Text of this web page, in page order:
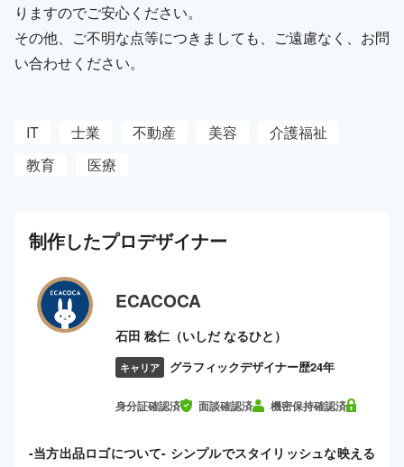
りますのでご安心ください。
その他、ご不明な点等につきましても、ご遠慮なく、お問
い合わせください。
IT 士業 不動産 美容
介護福祉
教育
医療
制作したプロデザイナー
ECACOCA
石田 稔仁（いしだ なるひと）
キャリア グラフィックデザイナー歴24年
身分証確認済 面談確認済 機密保持確認済
-当方出品ロゴについて- シンプルでスタイリッシュな映える